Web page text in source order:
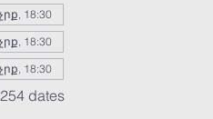
18:30
18:30
18:30
dates